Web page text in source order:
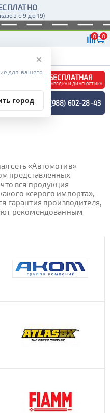
с 9 до 19)
0 0
ДОСТАВКА
БЕСПЛАТНАЯ
ЗАРЯДКА И ДИАГНОСТИКА
+7 (988) 602-28-43
сеть «Автомотив»
представленных
вся продукция
«серого импорта»,
гарантия производителя,
рекомендованным
×
для вашего
город